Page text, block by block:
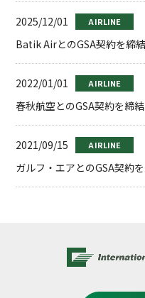
AIRLINE
2025/12/01
Batik AirとのGSA契約を締結
AIRLINE
2022/01/01
春秋航空とのGSA契約を締結
AIRLINE
2021/09/15
ガルフ・エアとのGSA契約